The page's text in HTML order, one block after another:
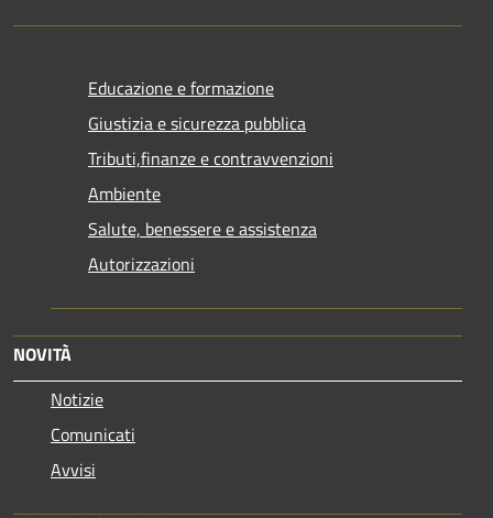
Educazione e formazione
Giustizia e sicurezza pubblica
Tributi,finanze e contravvenzioni
Ambiente
Salute, benessere e assistenza
Autorizzazioni
NOVITÀ
Notizie
Comunicati
Avvisi